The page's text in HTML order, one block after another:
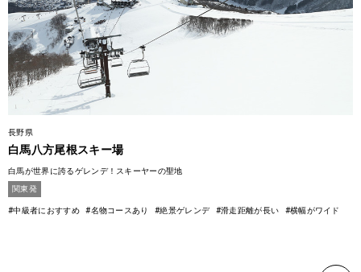
長野県
白馬八方尾根スキー場
白馬が世界に誇るゲレンデ！スキーヤーの聖地
関東発
#中級者におすすめ #名物コースあり #絶景ゲレンデ #滑走距離が長い #横幅がワイド